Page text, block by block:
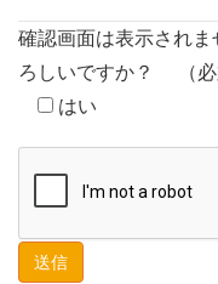
確認画面は表示され
ろしいですか？
（
はい